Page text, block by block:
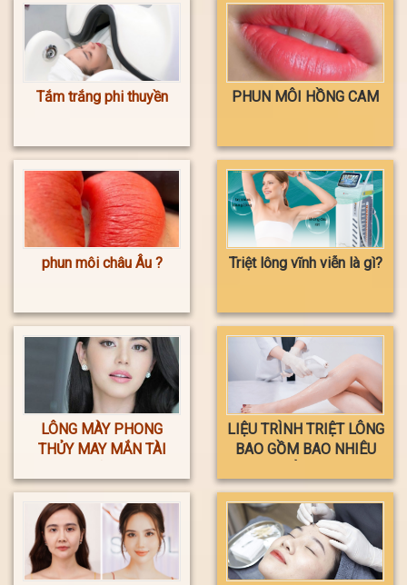
Tắm trắng phi thuyền PHUN MÔI HỒNG CAM
phun môi châu Âu ? Triệt lông vĩnh viễn là gì?
LÔNG MÀY PHONG
THỦY MAY MẮN TÀI
LIỆU TRÌNH TRIỆT LÔNG
BAO GỒM BAO NHIÊU